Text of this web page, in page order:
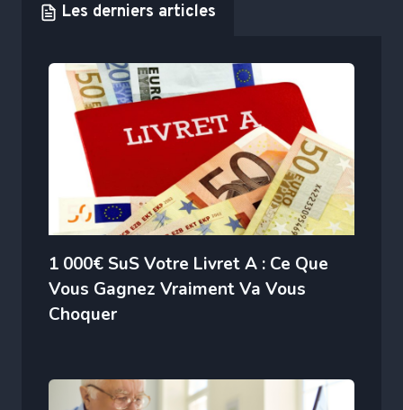
Les derniers articles
1 000€ SuS Votre Livret A : Ce Que
Vous Gagnez Vraiment Va Vous
Choquer